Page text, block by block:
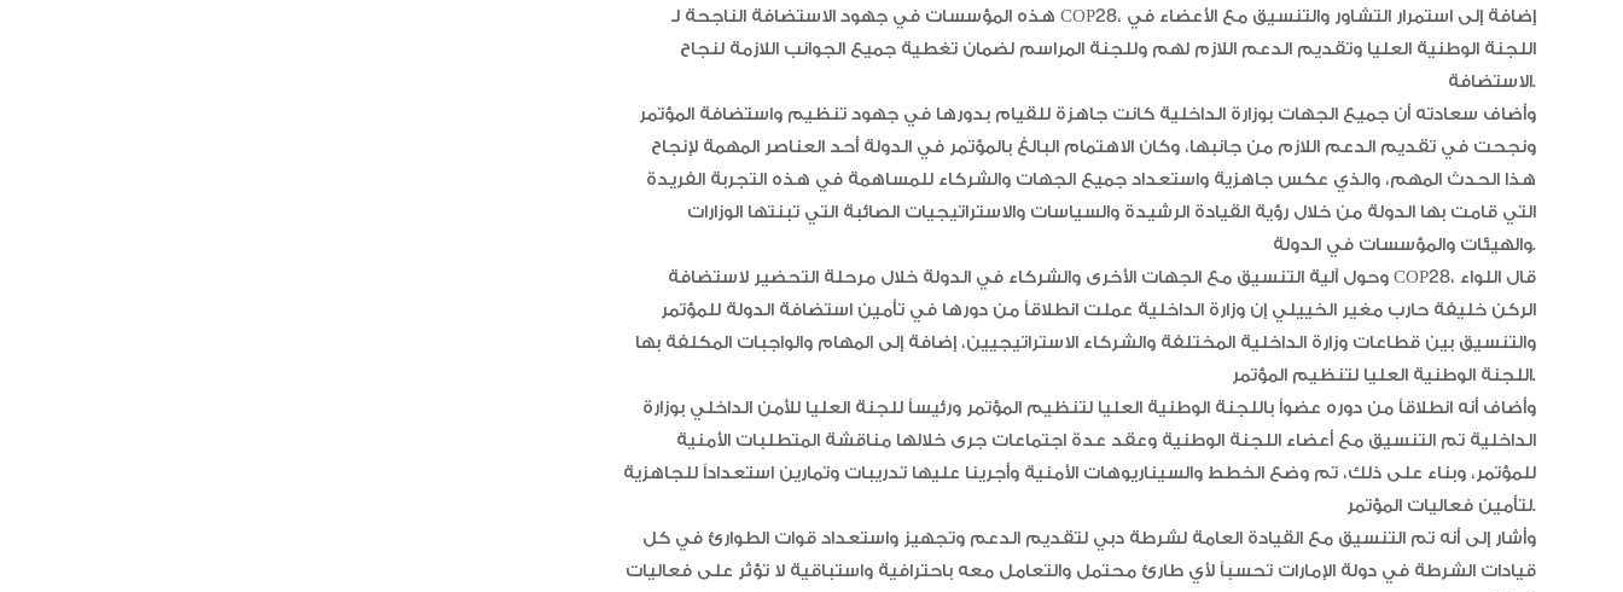
هذه المؤسسات في جهود الاستضافة الناجحة لـ COP28، إضافة إلى استمرار التشاور والتنسيق مع الأعضاء في
اللجنة الوطنية العليا وتقديم الدعم اللازم لهم وللجنة المراسم لضمان تغطية جميع الجوانب اللازمة لنجاح
الاستضافة.
وأضاف سعادته أن جميع الجهات بوزارة الداخلية كانت جاهزة للقيام بدورها في جهود تنظيم واستضافة المؤتمر
ونجحت في تقديم الدعم اللازم من جانبها، وكان الاهتمام البالغ بالمؤتمر في الدولة أحد العناصر المهمة لإنجاح
هذا الحدث المهم، والذي عكس جاهزية واستعداد جميع الجهات والشركاء للمساهمة في هذه التجربة الفريدة
التي قامت بها الدولة من خلال رؤية القيادة الرشيدة والسياسات والاستراتيجيات الصائبة التي تبنتها الوزارات
والهيئات والمؤسسات في الدولة.
وحول آلية التنسيق مع الجهات الأخرى والشركاء في الدولة خلال مرحلة التحضير لاستضافة COP28، قال اللواء
الركن خليفة حارب مغير الخييلي إن وزارة الداخلية عملت انطلاقاً من دورها في تأمين استضافة الدولة للمؤتمر
والتنسيق بين قطاعات وزارة الداخلية المختلفة والشركاء الاستراتيجيين، إضافة إلى المهام والواجبات المكلفة بها
اللجنة الوطنية العليا لتنظيم المؤتمر.
وأضاف أنه انطلاقاً من دوره عضواً باللجنة الوطنية العليا لتنظيم المؤتمر ورئيساً للجنة العليا للأمن الداخلي بوزارة
الداخلية تم التنسيق مع أعضاء اللجنة الوطنية وعقد عدة اجتماعات جرى خلالها مناقشة المتطلبات الأمنية
للمؤتمر، وبناء على ذلك، تم وضع الخطط والسيناريوهات الأمنية وأجرينا عليها تدريبات وتمارين استعداداً للجاهزية
لتأمين فعاليات المؤتمر.
وأشار إلى أنه تم التنسيق مع القيادة العامة لشرطة دبي لتقديم الدعم وتجهيز واستعداد قوات الطوارئ في كل
قيادات الشرطة في دولة الإمارات تحسباً لأي طارئ محتمل والتعامل معه باحترافية واستباقية لا تؤثر على فعاليات